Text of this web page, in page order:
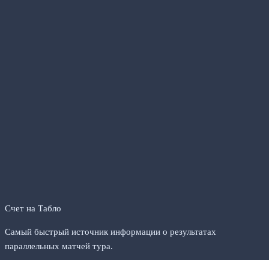
Счет на Табло
Самый быстрый источник информации о результатах
параллельных матчей тура.